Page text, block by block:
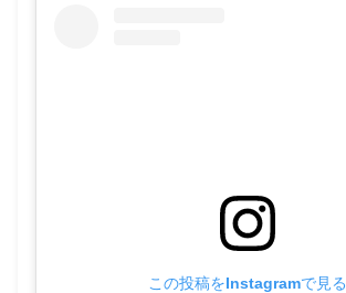
この投稿をInstagramで見る